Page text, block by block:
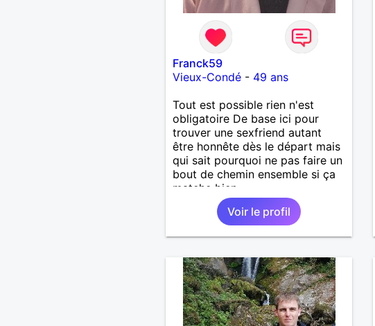
Franck59
Vieux-Condé- 49 ans
Tout est possible rien n'est
obligatoire De base ici pour
trouver une sexfriend autant
être honnête dès le départ mais
qui sait pourquoi ne pas faire un
bout de chemin ensemble si ça
matche bien
Voir le profil